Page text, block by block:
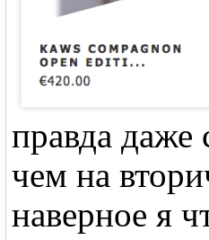
правда
чем на
наверное я